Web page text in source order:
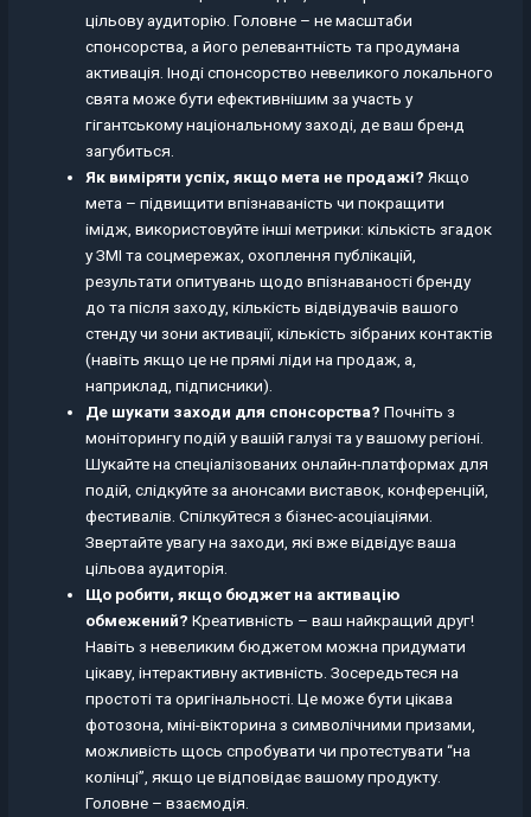
цільову аудиторію. Головне – не масштаби
спонсорства, а його релевантність та продумана
активація. Іноді спонсорство невеликого локального
свята може бути ефективнішим за участь у
гігантському національному заході, де ваш бренд
загубиться.
Як виміряти успіх, якщо мета не продажі? Якщо
мета – підвищити впізнаваність чи покращити
імідж, використовуйте інші метрики: кількість згадок
у ЗМІ та соцмережах, охоплення публікацій,
результати опитувань щодо впізнаваності бренду
до та після заходу, кількість відвідувачів вашого
стенду чи зони активації, кількість зібраних контактів
(навіть якщо це не прямі ліди на продаж, а,
наприклад, підписники).
Де шукати заходи для спонсорства? Почніть з
моніторингу подій у вашій галузі та у вашому регіоні.
Шукайте на спеціалізованих онлайн-платформах для
подій, слідкуйте за анонсами виставок, конференцій,
фестивалів. Спілкуйтеся з бізнес-асоціаціями.
Звертайте увагу на заходи, які вже відвідує ваша
цільова аудиторія.
Що робити, якщо бюджет на активацію
обмежений? Креативність – ваш найкращий друг!
Навіть з невеликим бюджетом можна придумати
цікаву, інтерактивну активність. Зосередьтеся на
простоті та оригінальності. Це може бути цікава
фотозона, міні-вікторина з символічними призами,
можливість щось спробувати чи протестувати “на
колінці”, якщо це відповідає вашому продукту.
Головне – взаємодія.